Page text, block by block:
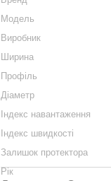
Модель
Виробник
Ширина
Профіль
Діаметр
Індекс навантаження
Індекс швидкості
Залишок протектора
Рік